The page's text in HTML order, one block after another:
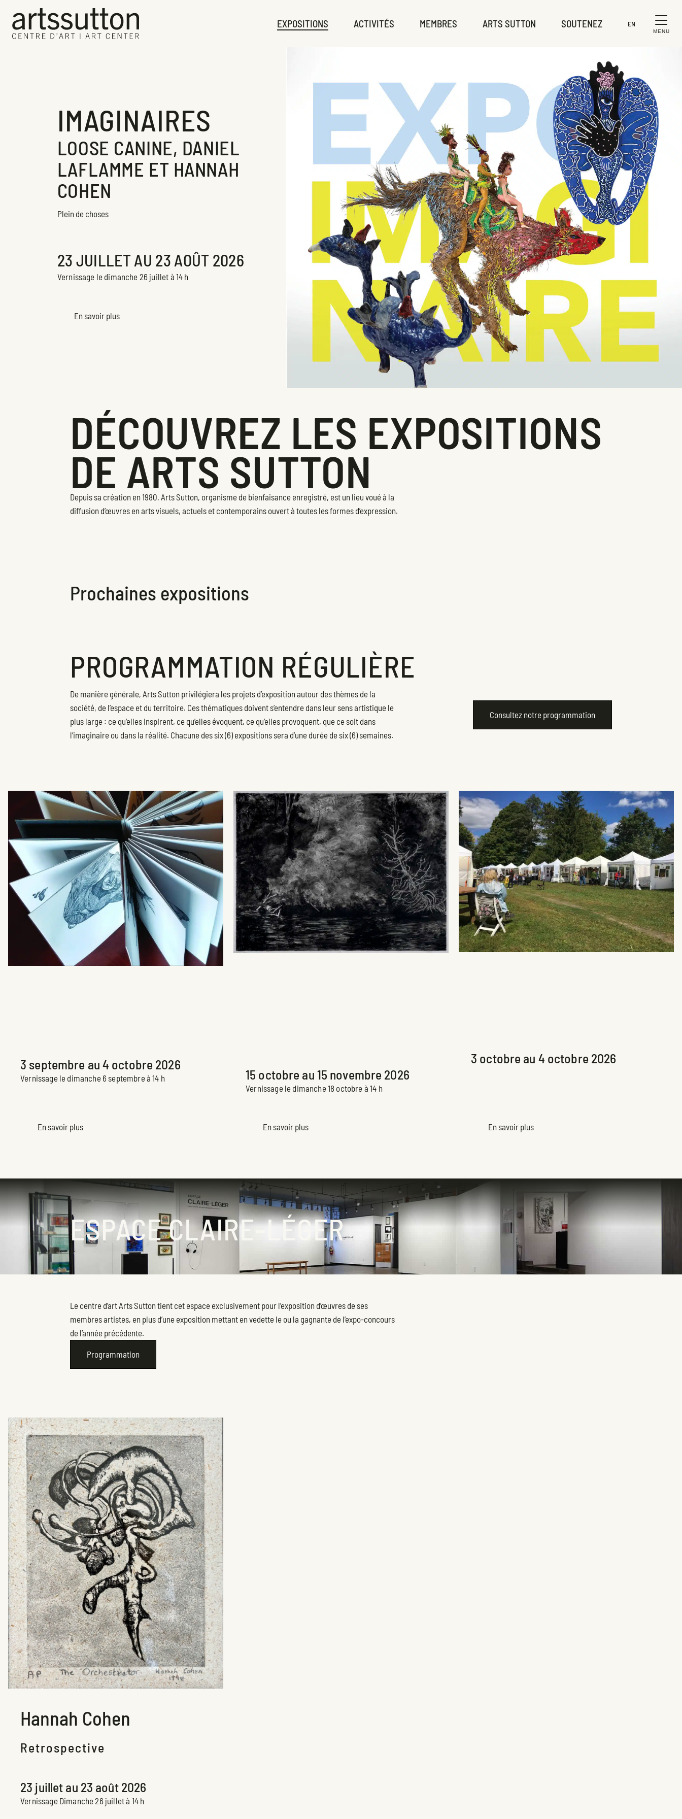
EXPOSITIONS ACTIVITÉS MEMBRES ARTS SUTTON SOUTENEZ EN
MENU
IMAGINAIRES
LOOSE CANINE, DANIEL
LAFLAMME ET HANNAH
COHEN
Plein de choses
23 JUILLET AU 23 AOÛT 2026
Vernissage le dimanche 26 juillet à 14 h
En savoir plus
DÉCOUVREZ LES EXPOSITIONS
DE ARTS SUTTON
Depuis sa création en 1980, Arts Sutton, organisme de bienfaisance enregistré, est un lieu voué à la
diffusion d’œuvres en arts visuels, actuels et contemporains ouvert à toutes les formes d’expression.
Prochaines expositions
PROGRAMMATION RÉGULIÈRE
De manière générale, Arts Sutton privilégiera les projets d’exposition autour des thèmes de la
société, de l’espace et du territoire. Ces thématiques doivent s’entendre dans leur sens artistique le
plus large : ce qu’elles inspirent, ce qu’elles évoquent, ce qu’elles provoquent, que ce soit dans
l’imaginaire ou dans la réalité. Chacune des six (6) expositions sera d’une durée de six (6) semaines.
Consultez notre programmation
3 septembre au 4 octobre 2026
Vernissage le dimanche 6 septembre à 14 h
En savoir plus
15 octobre au 15 novembre 2026
Vernissage le dimanche 18 octobre à 14 h
En savoir plus
3 octobre au 4 octobre 2026
En savoir plus
ESPACE CLAIRE-LÉGER
Le centre d’art Arts Sutton tient cet espace exclusivement pour l’exposition d’œuvres de ses
membres artistes, en plus d’une exposition mettant en vedette le ou la gagnante de l’expo-concours
de l’année précédente.
Programmation
Hannah Cohen
Retrospective
23 juillet au 23 août 2026
Vernissage Dimanche 26 juillet à 14 h